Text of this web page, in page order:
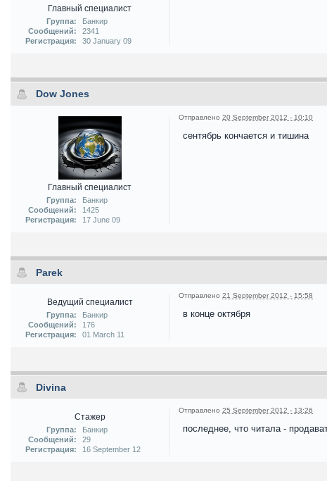
Главный специалист
Группа:
Банкир
Сообщений:
2341
Регистрация:
30 January 09
Dow Jones
Главный специалист
Группа:
Банкир
Сообщений:
1425
Регистрация:
17 June 09
Отправлено 20 September 2012 - 10:10
сентябрь кончается и тишина
Parek
Ведущий специалист
Группа:
Банкир
Сообщений:
176
Регистрация:
01 March 11
Отправлено 21 September 2012 - 15:58
в конце октября
Divina
Стажер
Группа:
Банкир
Сообщений:
29
Регистрация:
16 September 12
Отправлено 25 September 2012 - 13:26
последнее, что читала -